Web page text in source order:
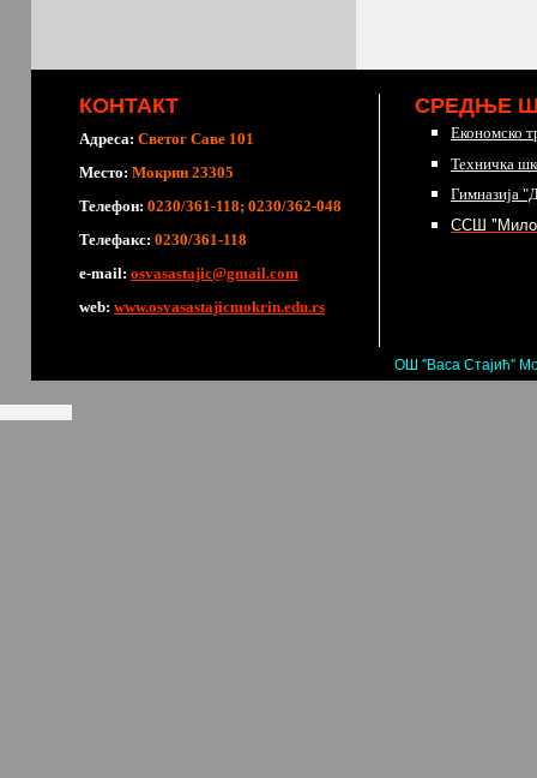
КОНТАКТ
Адреса: Светог Саве 101
Место: Мокрин 23305
Телефон: 0230/361-118; 0230/362-048
Телефакс: 0230/361-118
е-mail: osvasastajic@gmail.com
web: www.osvasastajicmokrin.edu.rs
СРЕДЊЕ
Економско
Техничка
Гимназија
ССШ
ОШ "Васа Стајић"